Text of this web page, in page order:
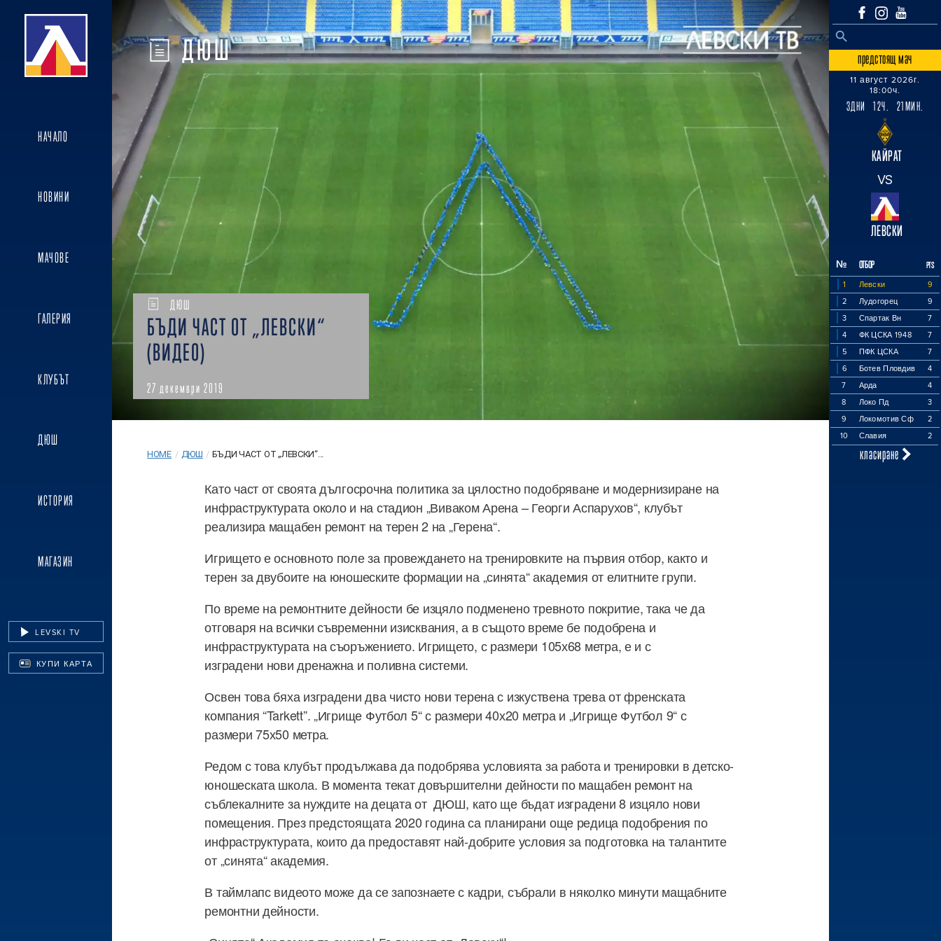
НАЧАЛО
НОВИНИ
МАЧОВЕ
ГАЛЕРИЯ
КЛУБЪТ
ДЮШ
ИСТОРИЯ
МАГАЗИН
LEVSKI TV
КУПИ КАРТА
Search
SEARCH BUTTON
предстоящ мач
11 август 2026г.
18:00ч.
3ДНИ 12Ч. 21МИН.
КАЙРАТ
VS
ЛЕВСКИ
№ ОТБОР PTS
1 Левски
9
2
Лудогорец
9
3
Спартак Вн
7
4
ФК ЦСКА 1948
7
5
ПФК ЦСКА
7
6
Ботев Пловдив
4
7
Арда
4
8
Локо Пд
3
9
Локомотив Сф
2
10
Славия 2
класиране
ДЮШ
ДЮШ
БЪДИ ЧАСТ ОТ „ЛЕВСКИ“
(ВИДЕО)
27 декември 2019
HOME / ДЮШ / БЪДИ ЧАСТ ОТ „ЛЕВСКИ“...
Като част от своята дългосрочна политика за цялостно подобряване и модернизиране на
инфраструктурата около и на стадион „Виваком Арена – Георги Аспарухов“, клубът
реализира мащабен ремонт на терен 2 на „Герена“.
Игрището е основното поле за провеждането на тренировките на първия отбор, както и
терен за двубоите на юношеските формации на „синята“ академия от елитните групи.
По време на ремонтните дейности бе изцяло подменено тревното покритие, така че да
отговаря на всички съвременни изисквания, а в същото време бе подобрена и
инфраструктурата на съоръжението. Игрището, с размери 105х68 метра, е и с
изградени нови дренажна и поливна системи.
Освен това бяха изградени два чисто нови терена с изкуствена трева от френската
компания “Tarkett”. „Игрище Футбол 5“ с размери 40х20 метра и „Игрище Футбол 9“ с
размери 75х50 метра.
Редом с това клубът продължава да подобрява условията за работа и тренировки в детско-
юношеската школа. В момента текат довършителни дейности по мащабен ремонт на
съблекалните за нуждите на децата от ДЮШ, като ще бъдат изградени 8 изцяло нови
помещения. През предстоящата 2020 година са планирани още редица подобрения по
инфраструктурата, които да предоставят най-добрите условия за подготовка на талантите
от „синята“ академия.
В таймлапс видеото може да се запознаете с кадри, събрали в няколко минути мащабните
ремонтни дейности.